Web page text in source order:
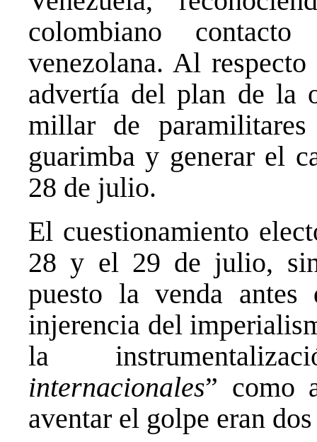
colombiano
venezolana. Al
advertía del plan de la
millar de
guarimba y generar el
28 de julio.
El cuestionamiento
28 y el 29 de julio,
puesto la venda
injerencia del
la
internacionales” como
aventar el golpe eran